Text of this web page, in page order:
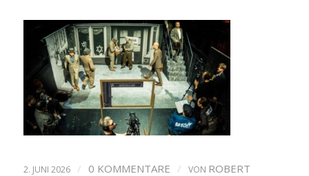
2. JUNI 2026 / 0 KOMMENTARE / VON ROBERT